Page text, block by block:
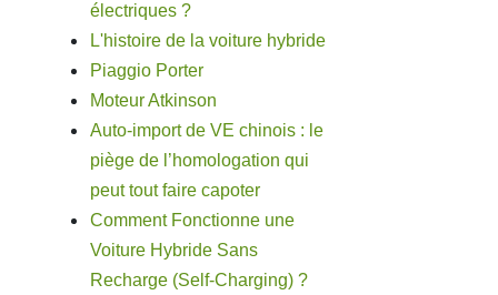
électriques ?
L'histoire de la voiture hybride
Piaggio Porter
Moteur Atkinson
Auto-import de VE chinois : le
piège de l’homologation qui
peut tout faire capoter
Comment Fonctionne une
Voiture Hybride Sans
Recharge (Self-Charging) ?